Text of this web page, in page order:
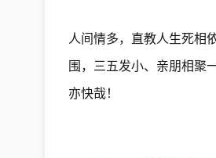
人间情多，直教人生死相
围，三五发小、亲朋相聚
亦快哉！